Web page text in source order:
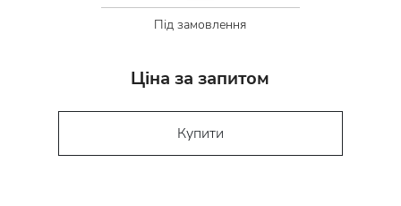
Під замовлення
Ціна за запитом
Купити